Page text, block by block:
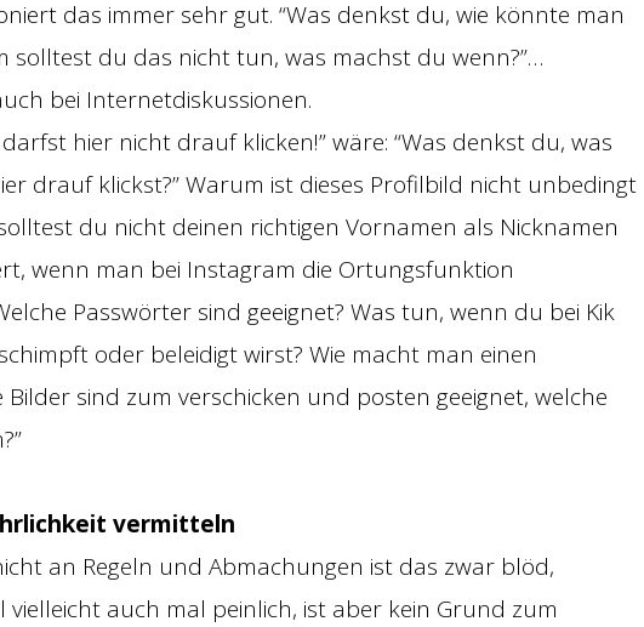
das immer sehr gut. “Was denkst du, wie könnte man
solltest du das nicht tun, was machst du wenn?”…
bei Internetdiskussionen.
hier nicht drauf klicken!” wäre: “Was denkst du, was
drauf klickst?” Warum ist dieses Profilbild nicht unbedingt
du nicht deinen richtigen Vornamen als Nicknamen
wenn man bei Instagram die Ortungsfunktion
Passwörter sind geeignet? Was tun, wenn du bei Kik
oder beleidigt wirst? Wie macht man einen
Bilder sind zum verschicken und posten geeignet, welche
vermitteln
an Regeln und Abmachungen ist das zwar blöd,
vielleicht auch mal peinlich, ist aber kein Grund zum